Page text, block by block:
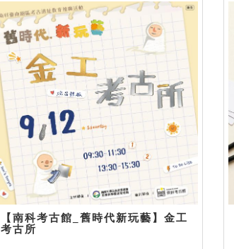
【南科考古館_舊時代新玩藝】金工
考古所